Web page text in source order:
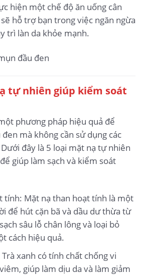
hiện một chế độ ăn uống cân
hỗ trợ bạn trong việc ngăn ngừa
trì làn da khỏe mạnh.
tự nhiên giúp kiểm soát
phương pháp hiệu quả để
mà không cần sử dụng các
đây là 5 loại mặt nạ tự nhiên
giúp làm sạch và kiểm soát
tính: Mặt nạ than hoạt tính là một
để hút cặn bã và dầu dư thừa từ
sâu lỗ chân lông và loại bỏ
cách hiệu quả.
xanh có tính chất chống vi
giúp làm dịu da và làm giảm